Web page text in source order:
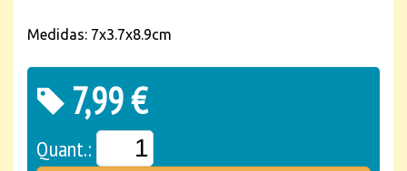
Medidas: 7x3.7x8.9cm
7,99 €
Quant.: